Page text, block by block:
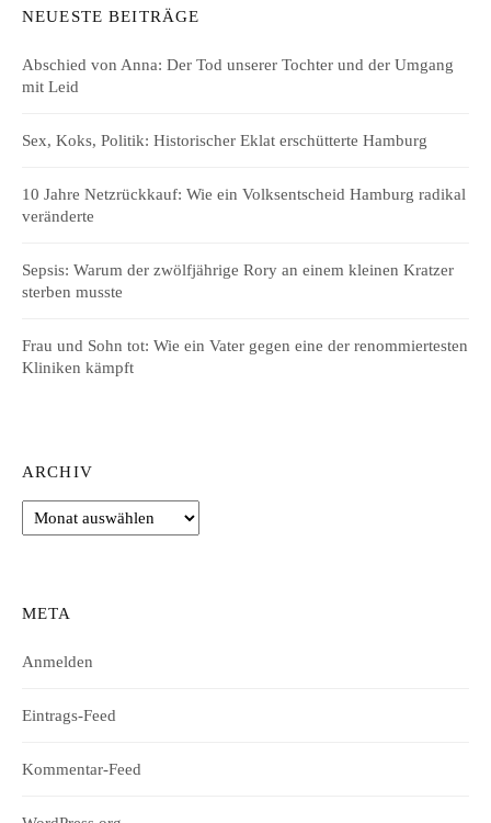
NEUESTE BEITRÄGE
Abschied von Anna: Der Tod unserer Tochter und der Umgang
mit Leid
Sex, Koks, Politik: Historischer Eklat erschütterte Hamburg
10 Jahre Netzrückkauf: Wie ein Volksentscheid Hamburg radikal
veränderte
Sepsis: Warum der zwölfjährige Rory an einem kleinen Kratzer
sterben musste
Frau und Sohn tot: Wie ein Vater gegen eine der renommiertesten
Kliniken kämpft
ARCHIV
Archiv
META
Anmelden
Eintrags-Feed
Kommentar-Feed